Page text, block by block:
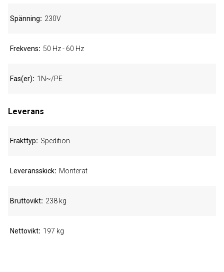
Spänning 230V
Frekvens 50 Hz - 60 Hz
Fas(er) 1N~/PE
Leverans
Frakttyp Spedition
Leveransskick Monterat
Bruttovikt 238 kg
Nettovikt 197 kg